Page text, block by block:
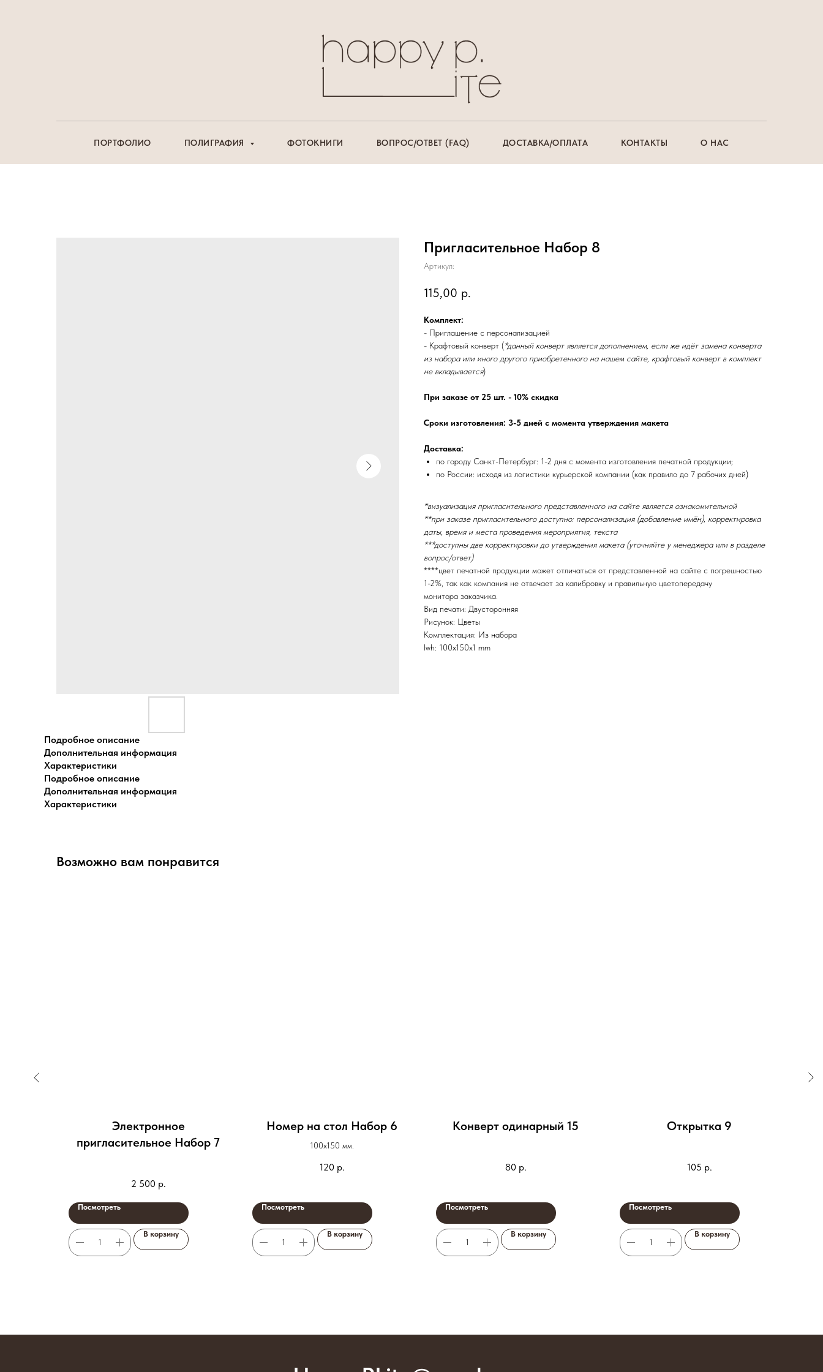
ПОРТФОЛИО ПОЛИГРАФИЯ ФОТОКНИГИ ВОПРОС/ОТВЕТ (FAQ) ДОСТАВКА/ОПЛАТА КОНТАКТЫ О НАС
Пригласительное Набор 8
Артикул:
115,00 р.
Комплект:
- Приглашение с персонализацией
- Крафтовый конверт (*данный конверт является дополнением, если же идёт замена конверта
из набора или иного другого приобретенного на нашем сайте, крафтовый конверт в комплект
не вкладывается)
При заказе от 25 шт. - 10% скидка
Сроки изготовления: 3-5 дней с момента утверждения макета
Доставка:
по городу Санкт-Петербург: 1-2 дня с момента изготовления печатной продукции;
по России: исходя из логистики курьерской компании (как правило до 7 рабочих дней)
*визуализация пригласительного представленного на сайте является ознакомительной
**при заказе пригласительного доступно: персонализация (добавление имён), корректировка
даты, время и места проведения мероприятия, текста
***доступны две корректировки до утверждения макета (уточняйте у менеджера или в разделе
вопрос/ответ)
****цвет печатной продукции может отличаться от представленной на сайте с погрешностью
1-2%, так как компания не отвечает за калибровку и правильную цветопередачу
монитора заказчика.
Вид печати: Двусторонняя
Рисунок: Цветы
Комплектация: Из набора
lwh: 100x150x1 mm
Подробное описание
Дополнительная информация
Характеристики
Подробное описание
Дополнительная информация
Характеристики
Возможно вам понравится
Электронное
пригласительное Набор 7
2 500 р.
Посмотреть
В корзину
Номер на стол Набор 6
100х150 мм.
120 р.
Посмотреть
В корзину
Конверт одинарный 15
80 р.
Посмотреть
В корзину
Открытка 9
105 р.
Посмотреть
В корзину